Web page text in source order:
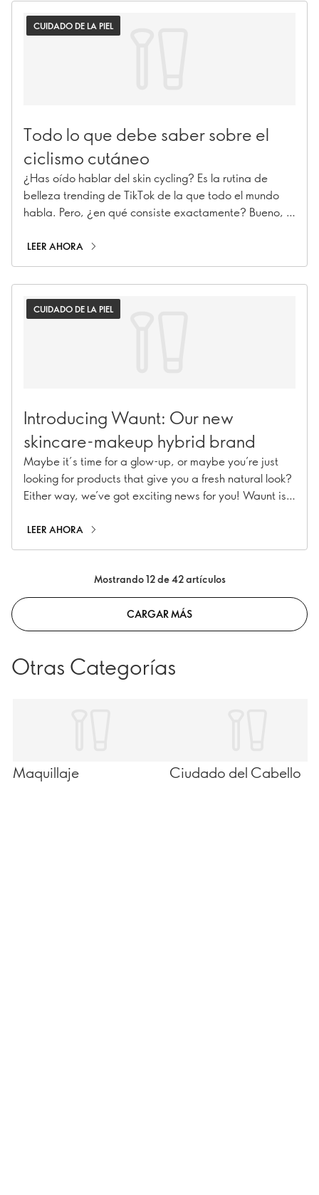
CUIDADO DE LA PIEL
Todo lo que debe saber sobre el
ciclismo cutáneo
¿Has oído hablar del skin cycling? Es la rutina de
belleza trending de TikTok de la que todo el mundo
habla. Pero, ¿en qué consiste exactamente? Bueno, el
nocturna de cuidado de la piel utilizando
estratégicamente ciertos productos. Sigue leyendo
LEER AHORA
CUIDADO DE LA PIEL
Introducing Waunt: Our new
skincare-makeup hybrid brand
Maybe it’s time for a glow-up, or maybe you’re just
looking for products that give you a fresh natural look?
Either way, we’ve got exciting news for you! Waunt is
you flawless skin and a natural no-makeup makeup
look with benefits from both skincare and makeup. Are
LEER AHORA
Mostrando 12 de 42 artículos
CARGAR MÁS
Otras Categorías
Maquillaje Ciudado del Cabello